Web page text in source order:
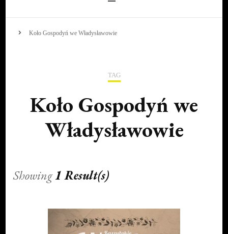
Koło Gospodyń we Władysławowie
TAG
Koło Gospodyń we
Władysławowie
Showing1 Result(s)